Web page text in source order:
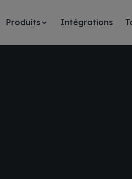
Produits Intégrations